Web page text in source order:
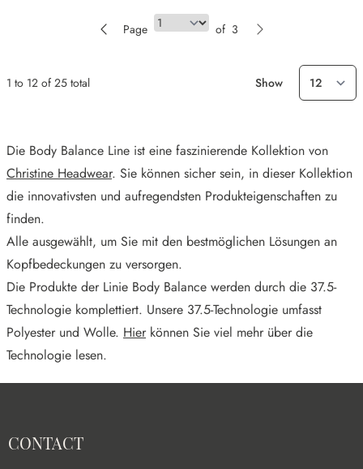
1 to 12 of 25 total
Page of Page
3
Show
Die Body Balance Line ist eine faszinierende Kollektion von
Christine Headwear. Sie können sicher sein, in dieser Kollektion
die innovativsten und aufregendsten Produkteigenschaften zu
finden.
Alle ausgewählt, um Sie mit den bestmöglichen Lösungen an
Kopfbedeckungen zu versorgen.
Die Produkte der Linie Body Balance werden durch die 37.5-
Technologie komplettiert. Unsere 37.5-Technologie umfasst
Polyester und Wolle. Hier können Sie viel mehr über die
Technologie lesen.
CONTACT